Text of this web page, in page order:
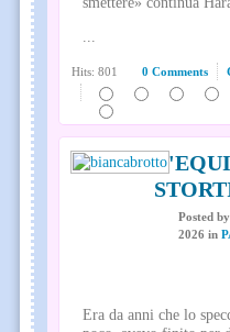
...
0 Comments
Hits: 801
Posted by
2026 in
Era da anni che lo